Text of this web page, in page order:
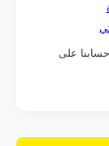
على